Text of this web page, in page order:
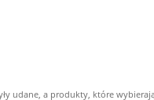
udane, a produkty, które